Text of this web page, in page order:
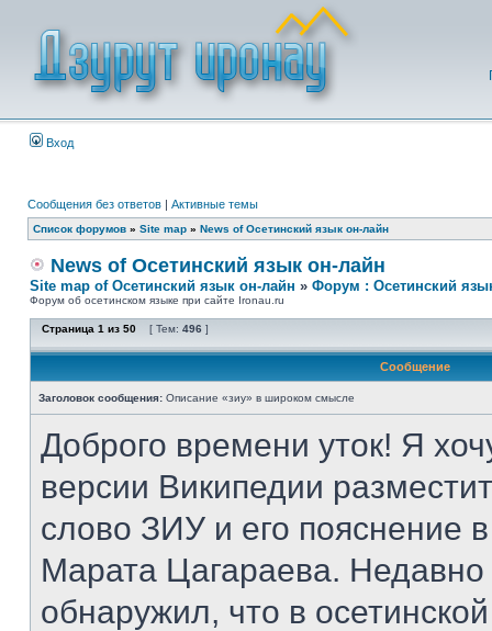
Вход
Сообщения без ответов | Активные темы
Список форумов » Site map » News of Осетинский язык он-лайн
News of Осетинский язык он-лайн
Site map of Осетинский язык он-лайн » Форум : Осетинский
Форум об осетинском языке при сайте Ironau.ru
Страница 1 из 50 [ Тем: 496 ]
Сообщение
Заголовок сообщения: Описание «зиу» в широком смысле
Доброго времени уток! Я
версии Википедии
слово ЗИУ и его пояснение
Марата Цагараева. Недавно
обнаружил, что в